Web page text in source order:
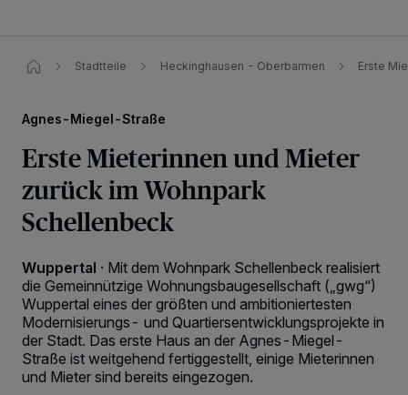
Stadtteile Heckinghausen - Oberbarmen Erste
Agnes-Miegel-Straße
Erste Mieterinnen und Mieter
zurück im Wohnpark
Schellenbeck
Wuppertal · Mit dem Wohnpark Schellenbeck realisiert
die Gemeinnützige Wohnungsbaugesellschaft („gwg“)
Wuppertal eines der größten und ambitioniertesten
Modernisierungs- und Quartiersentwicklungsprojekte in
der Stadt. Das erste Haus an der Agnes-Miegel-
Straße ist weitgehend fertiggestellt, einige Mieterinnen
und Mieter sind bereits eingezogen.